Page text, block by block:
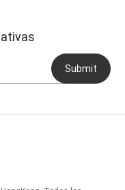
Submit